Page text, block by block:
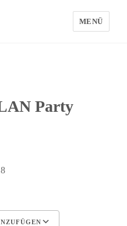
MENÜ
Party